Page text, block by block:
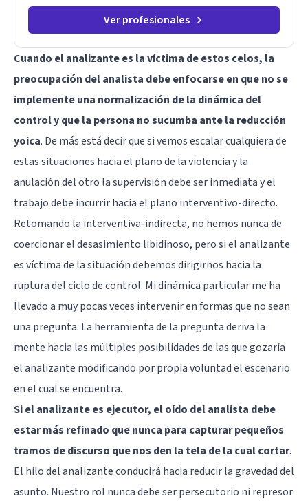
Ver profesionales
Cuando el analizante es la víctima de estos celos, la
preocupación del analista debe enfocarse en que no se
implemente una normalización de la dinámica del
control y que la persona no sucumba ante la reducción
yoica. De más está decir que si vemos escalar cualquiera de
estas situaciones hacia el plano de la violencia y la
anulación del otro la supervisión debe ser inmediata y el
trabajo debe incurrir hacia el plano interventivo-directo.
Retomando la interventiva-indirecta, no hemos nunca de
coercionar el desasimiento libidinoso, pero si el analizante
es víctima de la situación debemos dirigirnos hacia la
ruptura del ciclo de control. Mi dinámica particular me ha
llevado a muy pocas veces intervenir en formas que no sean
una pregunta. La herramienta de la pregunta deriva la
mente hacia las múltiples posibilidades de las que gozaría
el analizante modificando por propia voluntad el escenario
en el cual se encuentra.
Si el analizante es ejecutor, el oído del analista debe
estar más refinado que nunca para capturar pequeños
tramos de discurso que nos den la tela de la cual cortar.
El hilo del analizante conducirá hacia reducir la gravedad del
asunto. Nuestro rol nunca debe ser persecutorio ni represor